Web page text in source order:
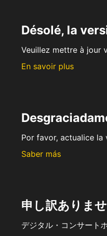
Désolé, la
Veuillez mettre à jour
En savoir plus
Por favor, actualice
Saber más
申し訳ありま
デジタル・コンサート